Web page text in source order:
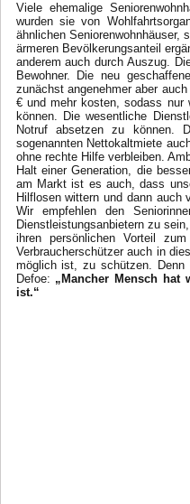
Viele ehemalige
wurden sie von
ähnlichen Seniorenwohnhäuser,
ärmeren Bevölkerungsanteil
anderem auch durch Auszug.
Bewohner. Die neu
zunächst angenehmer aber
€ und mehr kosten, sodass nur
können. Die wesentliche
Notruf absetzen zu können.
sogenannten Nettokaltmiete
ohne rechte Hilfe verbleiben.
Halt einer Generation, die
am Markt ist es auch, dass
Hilflosen wittern und dann
Wir empfehlen den
Dienstleistungsanbietern zu
ihren persönlichen Vorteil
Verbraucherschützer auch in
möglich ist, zu schützen.
Defoe: „Mancher Mensch
ist.“